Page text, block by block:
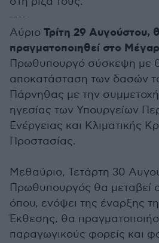
----
Αύριο Τρίτη 29 Αυγούστου,
πραγματοποιηθεί στο
Πρωθυπουργό σύσκεψη με
αποκατάσταση των δασών
Πάρνηθας με την συμμετοχή
ηγεσίας των Υπουργείων
Ενέργειας και Κλιματικής
Προστασίας.
Μεθαύριο, Τετάρτη 30
Πρωθυπουργός θα μεταβεί
όπου, ενόψει της έναρξης
Έκθεσης, θα
παραγωγικούς φορείς και